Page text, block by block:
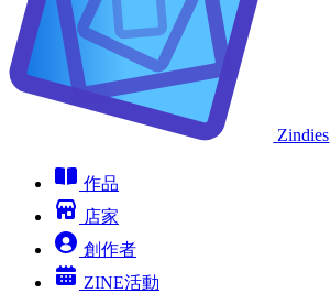
Zindies
作品
店家
創作者
ZINE活動